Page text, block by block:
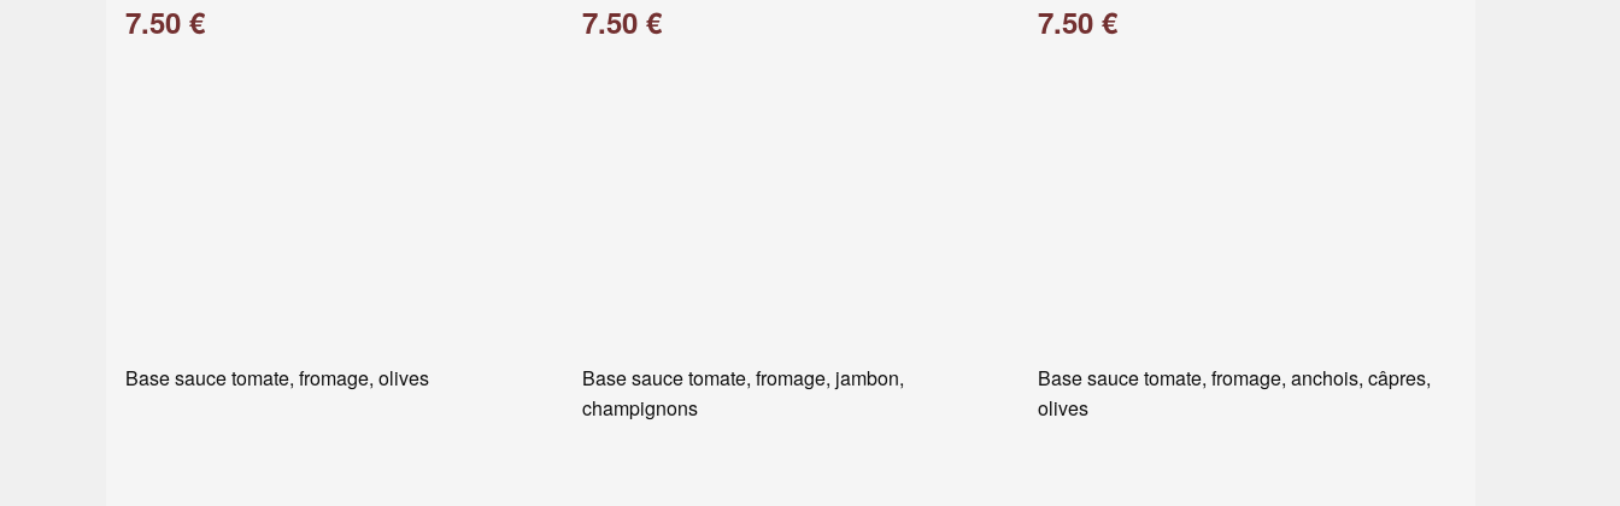
7.50 €
Base sauce tomate, fromage, olives
7.50 €
Base sauce tomate, fromage, jambon,
champignons
7.50 €
Base sauce tomate, fromage, anchois, câpres,
olives